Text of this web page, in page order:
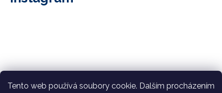
Tento web používá soubory cookie. Dalším procházením